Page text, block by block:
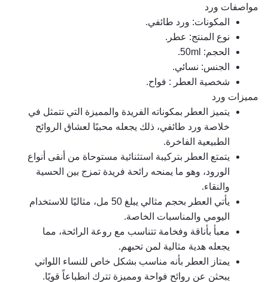
مواصفات ورد
المكونات: ورد طائفي.
نوع المنتج: عطر.
الحجم: 50ml.
الجنس: نسائي.
شخصية العطر : فواح.
مميزات ورد
الطبيعية الفاخرة.
والنقاء.
اليومي والمناسبات الخاصة.
يجعله هدية مثالية لمن تحبهم.
يبحثن عن روائح فواحة ومميزة تترك انطباعاً قويًا.